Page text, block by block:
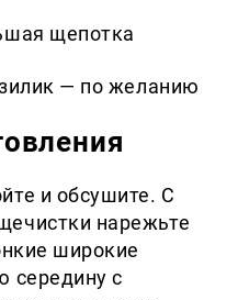
щепотка
— по желанию
и обсушите. С
нарежьте
широкие
середину с